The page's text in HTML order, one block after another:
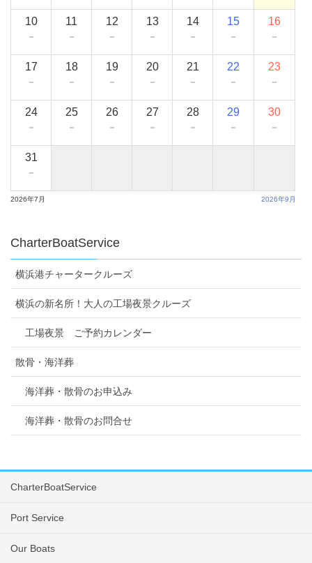
10
－
11
－
12
－
13
－
14
－
15
－
16
－
17
－
18
－
19
－
20
－
21
－
22
－
23
－
24
－
25
－
26
－
27
－
28
－
29
－
30
－
31
－
2026年7月 2026年9月
CharterBoatService
横浜港チャータークルーズ
横浜の新名所！大人の工場夜景クルーズ
工場夜景 ご予約カレンダー
散骨・海洋葬
海洋葬・散骨のお申込み
海洋葬・散骨のお問合せ
CharterBoatService
Port Service
Our Boats